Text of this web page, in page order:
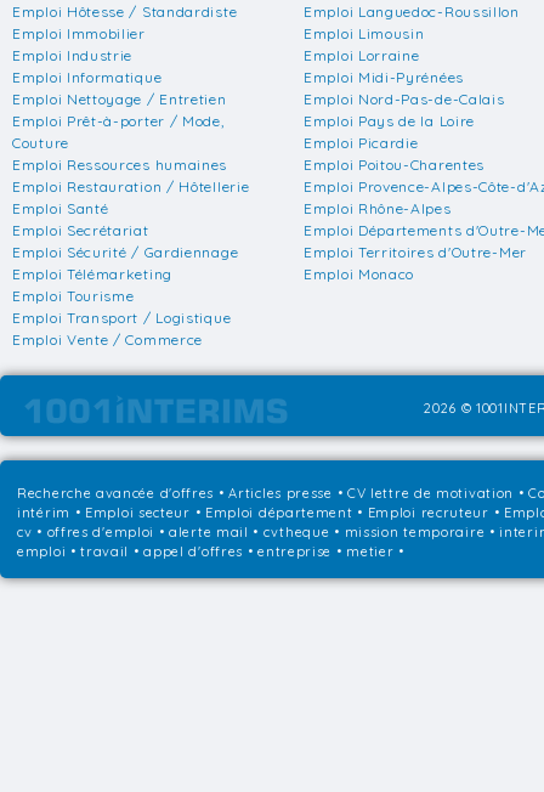
Emploi Hôtesse / Standardiste
Emploi Immobilier
Emploi Industrie
Emploi Informatique
Emploi Nettoyage / Entretien
Emploi Prêt-à-porter / Mode,
Couture
Emploi Ressources humaines
Emploi Restauration / Hôtellerie
Emploi Santé
Emploi Secrétariat
Emploi Sécurité / Gardiennage
Emploi Télémarketing
Emploi Tourisme
Emploi Transport / Logistique
Emploi Vente / Commerce
Emploi Languedoc-Roussillon
Emploi Limousin
Emploi Lorraine
Emploi Midi-Pyrénées
Emploi Nord-Pas-de-Calais
Emploi Pays de la Loire
Emploi Picardie
Emploi Poitou-Charentes
Emploi Provence-Alpes-Côte-
Emploi Rhône-Alpes
Emploi Départements d'Outre-
Emploi Territoires d'Outre-Mer
Emploi Monaco
2026 ©
Recherche avancée d'offres •Articles presse • CV lettre de motivation •
intérim • Emploi secteur • Emploi département • Emploi recruteur •
cv • offres d'emploi • alerte mail • cvtheque • mission temporaire •
emploi • travail • appel d'offres • entreprise • metier •